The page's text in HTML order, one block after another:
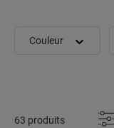
Couleur
63 produits